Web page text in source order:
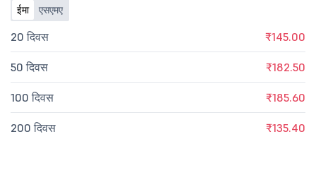
ईमा एसएमए
20 दिवस ₹145.00
50 दिवस ₹182.50
100 दिवस ₹185.60
200 दिवस ₹135.40